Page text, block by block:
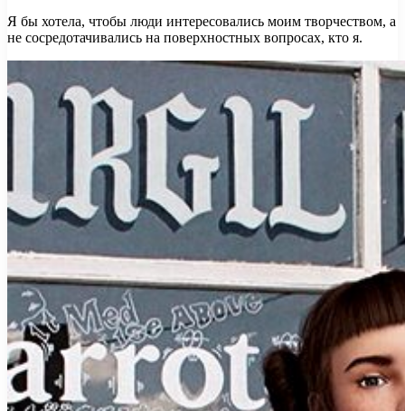
Я бы хотела, чтобы люди интересовались моим творчеством, а
не сосредотачивались на поверхностных вопросах, кто я.